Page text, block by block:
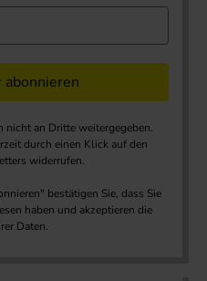
nicht an Dritte weitergegeben.
durch einen Klick auf den
widerrufen.
bestätigen Sie, dass Sie
haben und akzeptieren die
Daten.